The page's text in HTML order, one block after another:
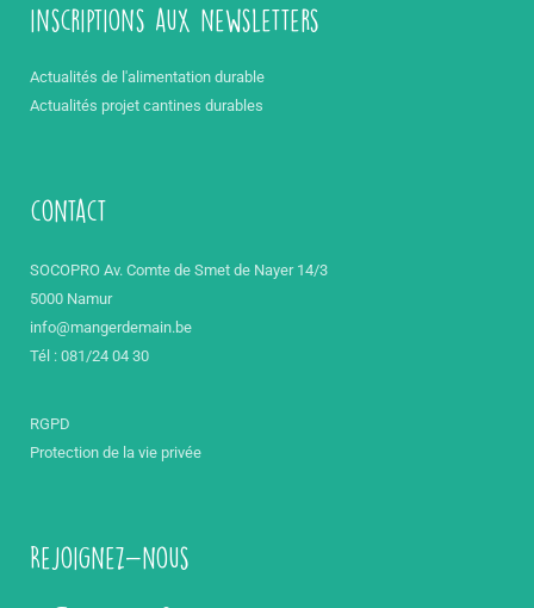
inscriptions aux newsletters
Actualités de l'alimentation durable
Actualités projet cantines durables
contact
SOCOPRO Av. Comte de Smet de Nayer 14/3
5000 Namur
info@mangerdemain.be
Tél : 081/24 04 30
RGPD
Protection de la vie privée
Rejoignez-nous